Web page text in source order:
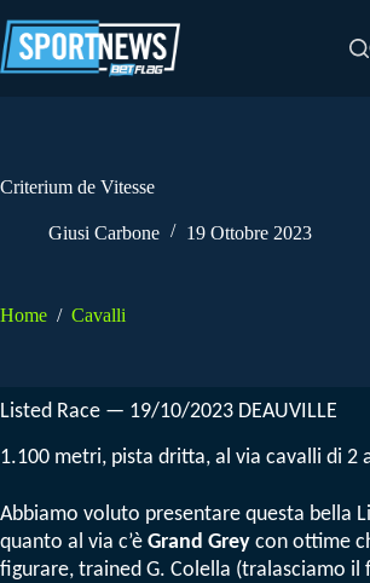
al
contenuto
Criterium de Vitesse
Giusi Carbone 19 Ottobre 2023
Home / Cavalli
Listed Race — 19/10/2023 DEAUVILLE
1.100 metri, pista dritta, al via cavalli di 2
Abbiamo voluto presentare questa bella
quanto al via c’è Grand Grey con ottime
figurare, trained G. Colella (tralasciamo il